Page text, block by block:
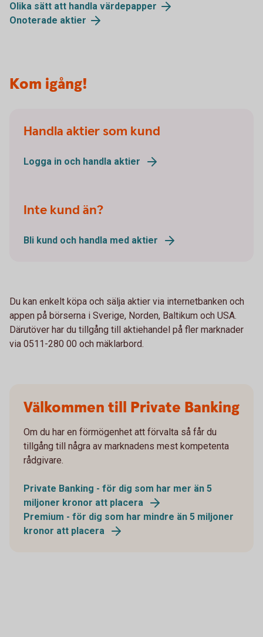
Olika sätt att handla värdepapper
Onoterade aktier
Kom igång!
Handla aktier som kund
Logga in och handla aktier
Inte kund än?
Bli kund och handla med aktier
Du kan enkelt köpa och sälja aktier via internetbanken och
appen på börserna i Sverige, Norden, Baltikum och USA.
Därutöver har du tillgång till aktiehandel på fler marknader
via 0511-280 00 och mäklarbord.
Välkommen till Private Banking
Om du har en förmögenhet att förvalta så får du
tillgång till några av marknadens mest kompetenta
rådgivare.
Private Banking - för dig som har mer än 5
miljoner kronor att placera
Premium - för dig som har mindre än 5 miljoner
kronor att placera